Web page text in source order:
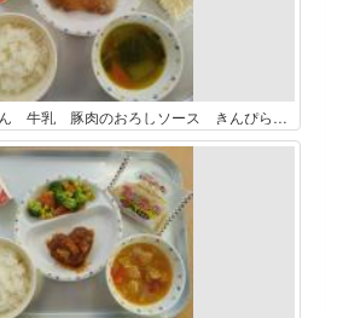
２月16日（月） ごはん 牛乳 豚肉のおろしソース きんぴらごぼう 五目おこげスープ